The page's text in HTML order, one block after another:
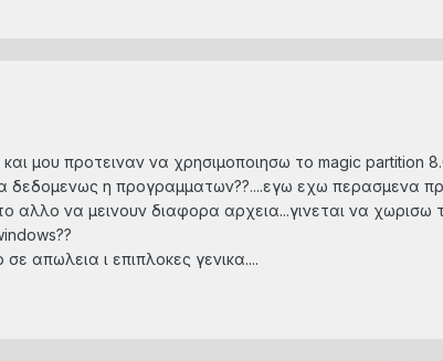
μου προτειναν να χρησιμοποιησω το magic partition
δεδομενως η προγραμματων??....εγω εχω περασμενα
αλλο να μεινουν διαφορα αρχεια...γινεται να
απωλεια ι επιπλοκες γενικα....